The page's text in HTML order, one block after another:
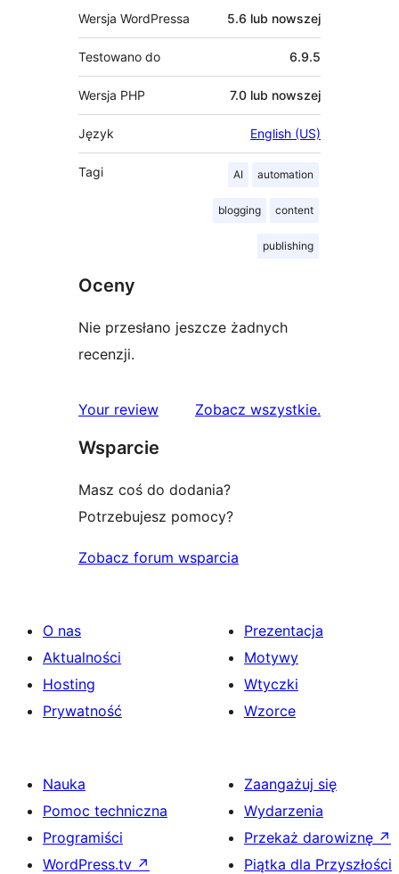
Wersja WordPressa 5.6 lub nowszej
Testowano do 6.9.5
Wersja PHP 7.0 lub nowszej
Język English (US)
Tagi AI automation
blogging content
publishing
Oceny
Nie przesłano jeszcze żadnych
recenzji.
Your review Zobacz wszystkierecenzje
.
Wsparcie
Masz coś do dodania?
Potrzebujesz pomocy?
Zobacz forum wsparcia
O nas
Aktualności
Hosting
Prywatność
Prezentacja
Motywy
Wtyczki
Wzorce
Nauka
Pomoc techniczna
Programiści
WordPress.tv ↗
Zaangażuj się
Wydarzenia
Przekaż darowiznę ↗
Piątka dla Przyszłości